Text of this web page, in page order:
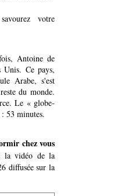
votre
Antoine de
Unis. Ce pays,
Arabe, s'est
du monde.
Le « globe-
53 minutes.
chez vous
la vidéo de la
diffusée sur la